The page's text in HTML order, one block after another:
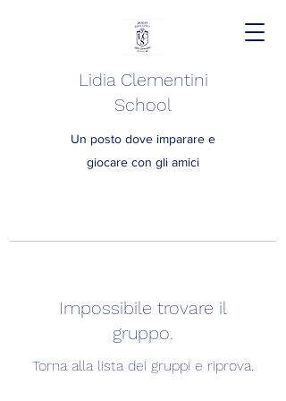
Lidia Clementini
School
Un posto dove imparare e
giocare con gli amici
Impossibile trovare il
gruppo.
Torna alla lista dei gruppi e riprova.